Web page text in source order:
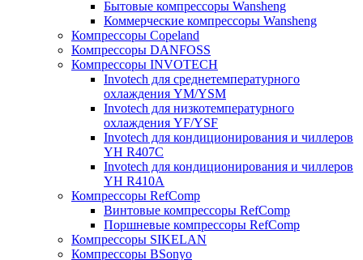
Бытовые компрессоры Wansheng
Коммерческие компрессоры Wansheng
Компрессоры Copeland
Компрессоры DANFOSS
Компрессоры INVOTECH
Invotech для среднетемпературного
охлаждения YM/YSM
Invotech для низкотемпературного
охлаждения YF/YSF
Invotech для кондиционирования и чиллеров
YH R407C
Invotech для кондиционирования и чиллеров
YH R410A
Компрессоры RefComp
Винтовые компрессоры RefComp
Поршневые компрессоры RefComp
Компрессоры SIKELAN
Компрессоры BSonyo